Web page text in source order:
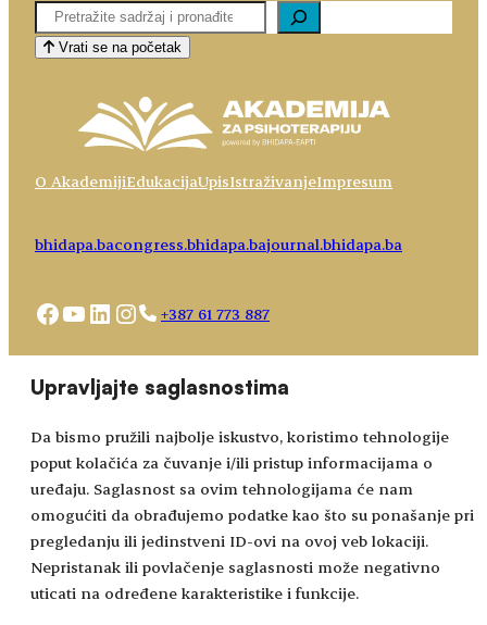
Upravljajte saglasnostima
Da bismo pružili najbolje iskustvo, koristimo tehnologije
poput kolačića za čuvanje i/ili pristup informacijama o
uređaju. Saglasnost sa ovim tehnologijama će nam
omogućiti da obrađujemo podatke kao što su ponašanje pri
pregledanju ili jedinstveni ID-ovi na ovoj veb lokaciji.
Nepristanak ili povlačenje saglasnosti može negativno
uticati na određene karakteristike i funkcije.
Pretaga
Vrati se na početak
O AkademijiEdukacijaUpisIstraživanjeImpresum
bhidapa.bacongress.bhidapa.bajournal.bhidapa.ba
Facebook
YouTube
LinkedIn
Instagram
+387 61 773 887
academy@bhidapa.ba
Choose
language